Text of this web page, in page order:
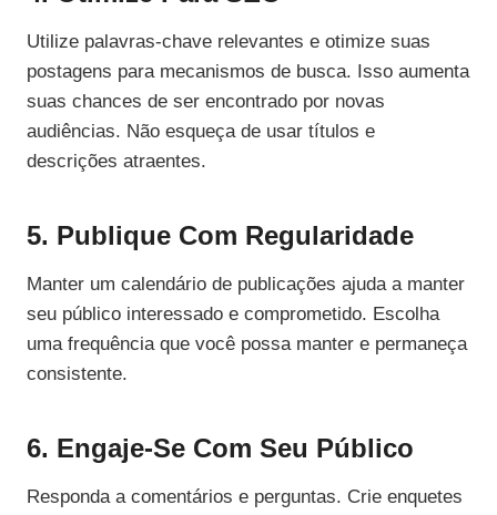
Utilize palavras-chave relevantes e otimize suas
postagens para mecanismos de busca. Isso aumenta
suas chances de ser encontrado por novas
audiências. Não esqueça de usar títulos e
descrições atraentes.
5. Publique Com Regularidade
Manter um calendário de publicações ajuda a manter
seu público interessado e comprometido. Escolha
uma frequência que você possa manter e permaneça
consistente.
6. Engaje-Se Com Seu Público
Responda a comentários e perguntas. Crie enquetes